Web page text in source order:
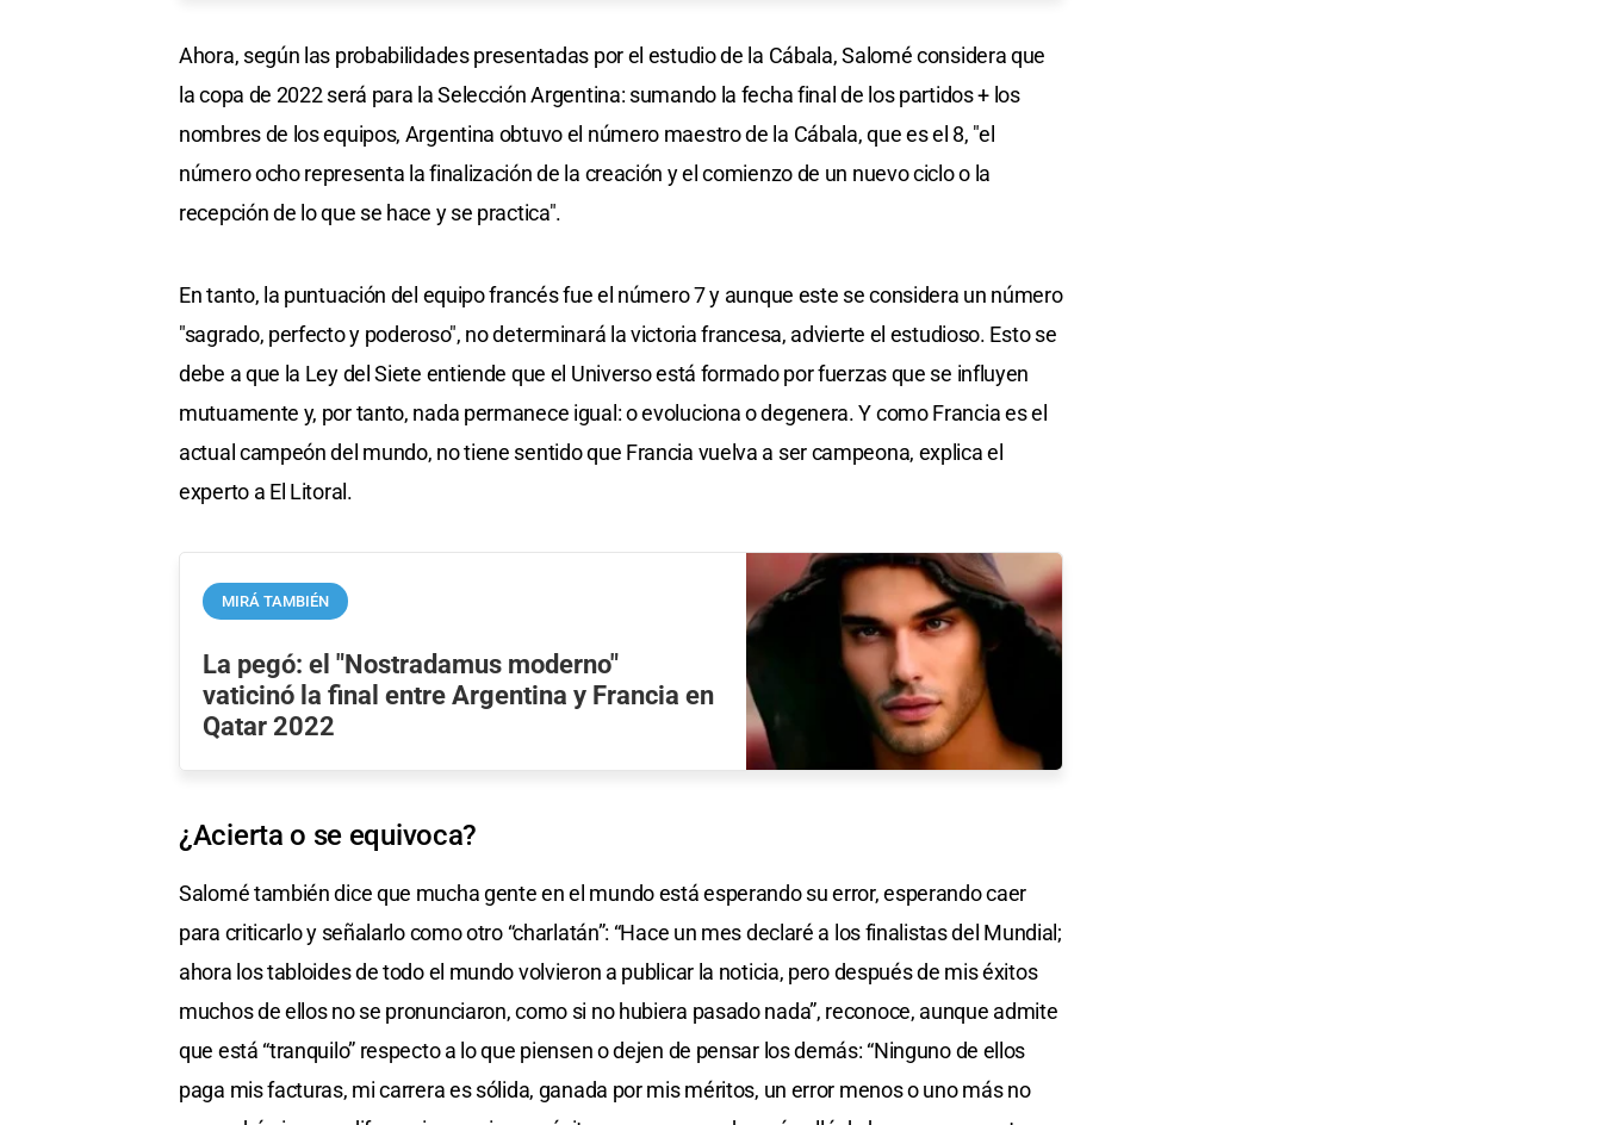
Ahora, según las probabilidades presentadas por el estudio de la Cábala, Salomé considera que
la copa de 2022 será para la Selección Argentina: sumando la fecha final de los partidos + los
nombres de los equipos, Argentina obtuvo el número maestro de la Cábala, que es el 8, "el
número ocho representa la finalización de la creación y el comienzo de un nuevo ciclo o la
recepción de lo que se hace y se practica".
En tanto, la puntuación del equipo francés fue el número 7 y aunque este se considera un número
"sagrado, perfecto y poderoso", no determinará la victoria francesa, advierte el estudioso. Esto se
debe a que la Ley del Siete entiende que el Universo está formado por fuerzas que se influyen
mutuamente y, por tanto, nada permanece igual: o evoluciona o degenera. Y como Francia es el
actual campeón del mundo, no tiene sentido que Francia vuelva a ser campeona, explica el
experto a El Litoral.
MIRÁ TAMBIÉN
La pegó: el "Nostradamus moderno"
vaticinó la final entre Argentina y Francia en
Qatar 2022
¿Acierta o se equivoca?
Salomé también dice que mucha gente en el mundo está esperando su error, esperando caer
para criticarlo y señalarlo como otro “charlatán”: “Hace un mes declaré a los finalistas del Mundial;
ahora los tabloides de todo el mundo volvieron a publicar la noticia, pero después de mis éxitos
muchos de ellos no se pronunciaron, como si no hubiera pasado nada”, reconoce, aunque admite
que está “tranquilo” respecto a lo que piensen o dejen de pensar los demás: “Ninguno de ellos
paga mis facturas, mi carrera es sólida, ganada por mis méritos, un error menos o uno más no